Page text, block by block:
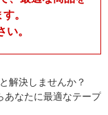
。
。
解決しませんか？
あなたに最適なテープ